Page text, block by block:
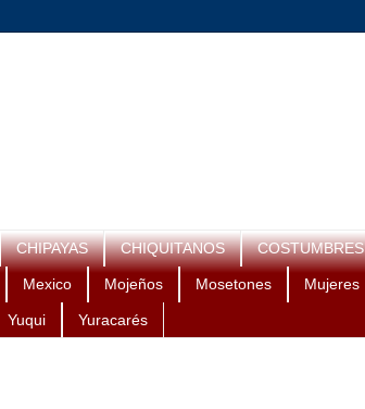
CHIPAYAS CHIQUITANOS COSTUMBRES
Mexico Mojeños Mosetones Mujeres
Yuqui Yuracarés